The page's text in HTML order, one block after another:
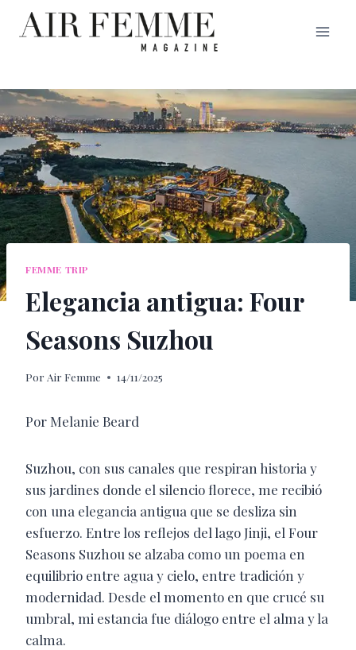
Saltar
FEMME TRIP
Elegancia antigua: Four
Seasons Suzhou
Por Air Femme 14/11/2025
Por Melanie Beard
Suzhou, con sus canales que respiran historia y
sus jardines donde el silencio florece, me recibió
con una elegancia antigua que se desliza sin
esfuerzo. Entre los reflejos del lago Jinji, el Four
Seasons Suzhou se alzaba como un poema en
equilibrio entre agua y cielo, entre tradición y
modernidad. Desde el momento en que crucé su
umbral, mi estancia fue diálogo entre el alma y la
calma.